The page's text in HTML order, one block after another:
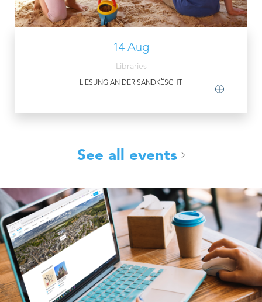
14 Aug
Libraries
LIESUNG AN DER SANDKËSCHT
See all events